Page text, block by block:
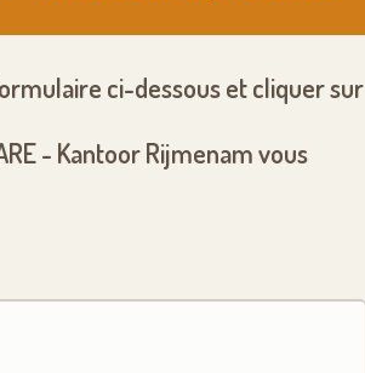
ci-dessous et cliquer sur
- Kantoor Rijmenam vous